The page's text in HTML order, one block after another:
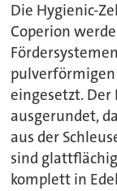
Die Hygienic-
Coperion
eingesetzt.
ausgerundet,
aus der
sind
komplett in